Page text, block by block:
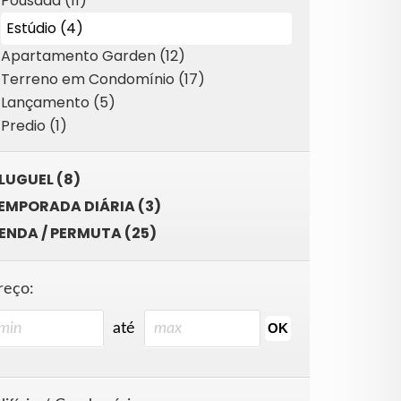
Estúdio (4)
Apartamento Garden (12)
Terreno em Condomínio (17)
Lançamento (5)
Predio (1)
(8)
DIÁRIA (3)
/ PERMUTA (25)
até